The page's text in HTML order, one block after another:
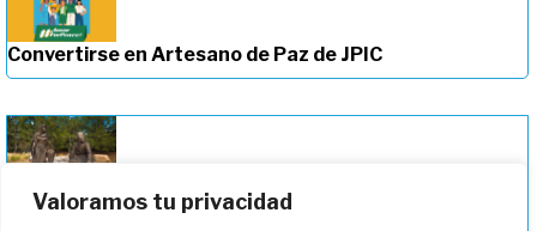
Valoramos tu privacidad
Convertirse en Artesano de Paz de JPIC
Profundizando en nuestro camino de